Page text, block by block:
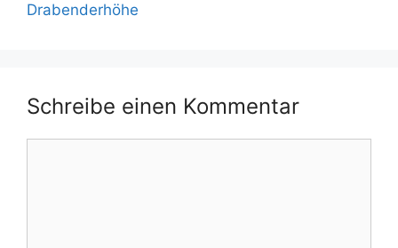
Drabenderhöhe
Schreibe einen Kommentar